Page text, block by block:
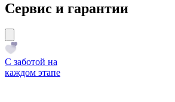
Сервис и гарантии
С заботой на
каждом этапе